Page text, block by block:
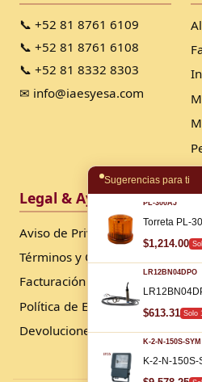
📞 +52 81 8761 6109
📞 +52 81 8761 6108
📞 +52 81 8332 8303
✉ info@iaesyesa.com
Legal & Ayuda
Aviso de Privacidad
Términos y Condiciones
Facturación
Política de Envío
Devoluciones
Sugerencias para ti
PL-300AJ
$1,214.00
LR12BN04DPO
$613.31 Solo 1
K-2-N-150S-SYM